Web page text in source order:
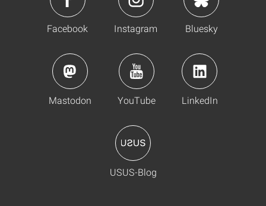
Facebook Instagram Bluesky
Mastodon YouTube LinkedIn
USUS-Blog